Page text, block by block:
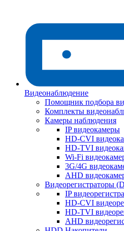
Видеонаблюдение
Помощник подбора
Комплекты
Камеры наблюдения
IP видеокамеры
HD-CVI
HD-TVI
Wi-Fi
3G/4G
AHD
Видеорегистраторы
IP
HD-CVI
HD-TVI
AHD